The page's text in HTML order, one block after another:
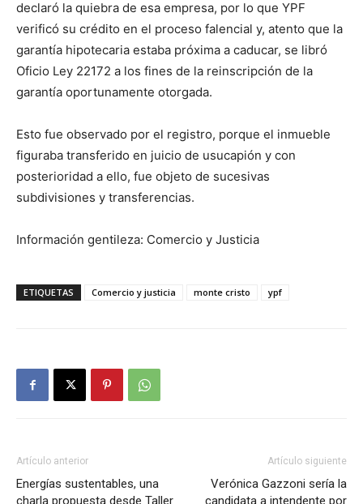
declaró la quiebra de esa empresa, por lo que YPF
verificó su crédito en el proceso falencial y, atento que la
garantía hipotecaria estaba próxima a caducar, se libró
Oficio Ley 22172 a los fines de la reinscripción de la
garantía oportunamente otorgada.
Esto fue observado por el registro, porque el inmueble
figuraba transferido en juicio de usucapión y con
posterioridad a ello, fue objeto de sucesivas
subdivisiones y transferencias.
Información gentileza: Comercio y Justicia
ETIQUETAS Comercio y justicia monte cristo ypf
Artículo anterior
Energías sustentables, una
charla propuesta desde Taller
Artículo siguiente
Verónica Gazzoni sería la
candidata a intendente por